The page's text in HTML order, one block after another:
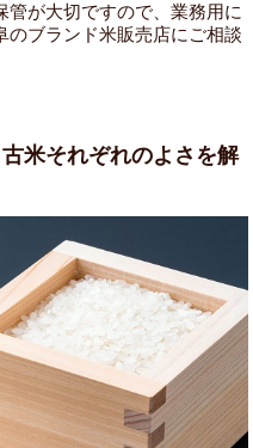
管が大切ですので、業務用に
のブランド米販売店にご相談
米それぞれのよさを解